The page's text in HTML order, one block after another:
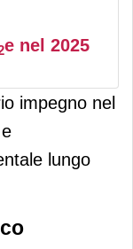
e nel 2025
impegno nel
lungo